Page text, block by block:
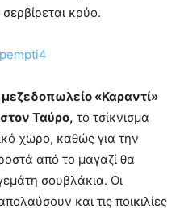
κρύο.
μεζεδοπωλείο «Καραντί»
στον Ταύρο, το τσίκνισμα
χώρο, καθώς για την
από το μαγαζί θα
σουβλάκια. Οι
και τις ποικιλίες